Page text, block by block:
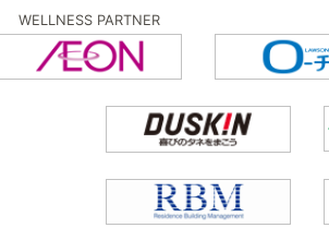
WELLNESS PARTNER